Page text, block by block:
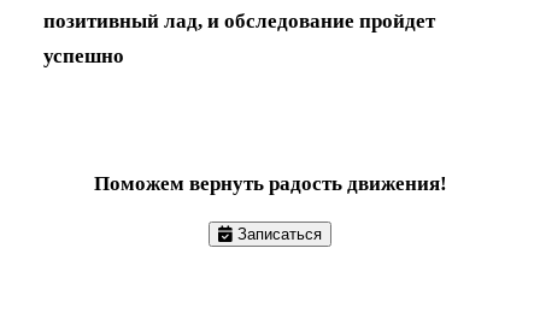
позитивный лад, и обследование пройдет
успешно
Поможем вернуть радость движения!
Записаться